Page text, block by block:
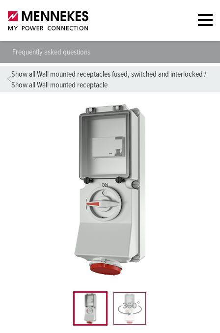
Frequently asked questions
Show all Wall mounted receptacles fused, switched and interlocked /
Show all Wall mounted receptacle